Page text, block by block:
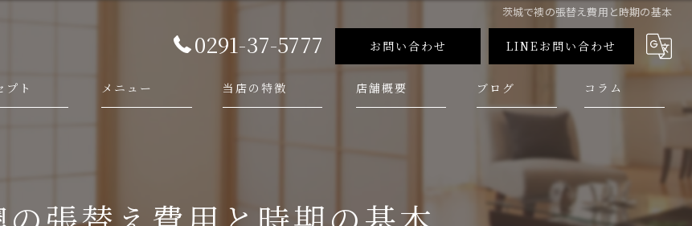
茨城で襖の張替え費用と時期の基本
0291-37-5777 お問い合わせ LINEお問い合わせ
プト メニュー 当店の特徴
畳
店舗概要 ブログ コラム